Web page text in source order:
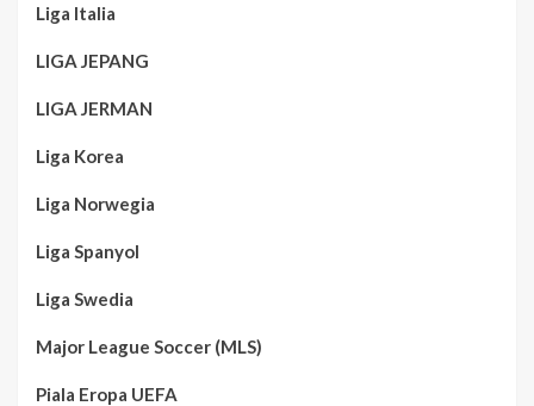
Liga Italia
LIGA JEPANG
LIGA JERMAN
Liga Korea
Liga Norwegia
Liga Spanyol
Liga Swedia
Major League Soccer (MLS)
Piala Eropa UEFA